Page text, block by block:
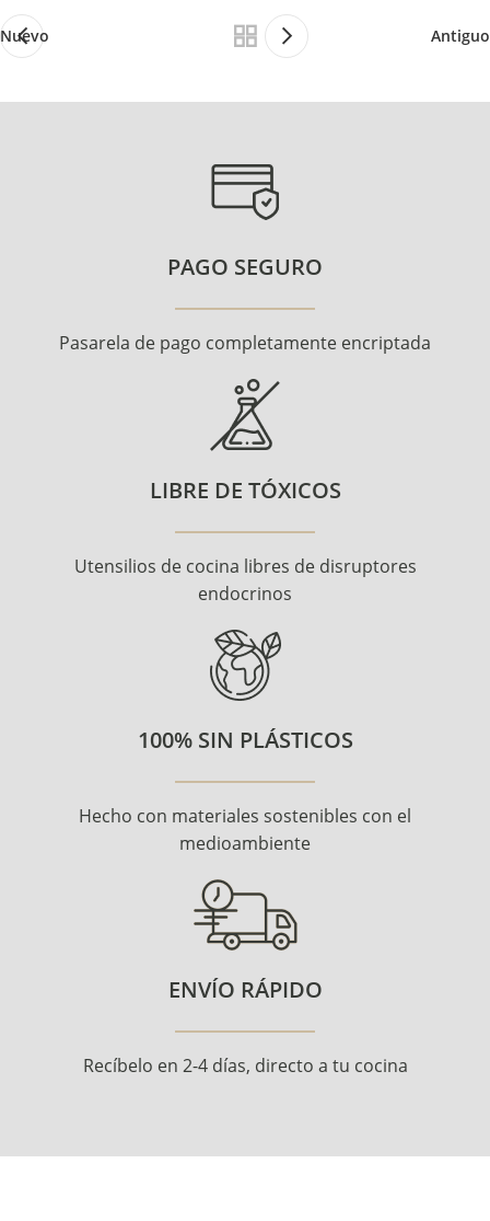
Nuevo Antiguo
PAGO SEGURO
Pasarela de pago completamente encriptada
LIBRE DE TÓXICOS
Utensilios de cocina libres de disruptores
endocrinos
100% SIN PLÁSTICOS
Hecho con materiales sostenibles con el
medioambiente
ENVÍO RÁPIDO
Recíbelo en 2-4 días, directo a tu cocina